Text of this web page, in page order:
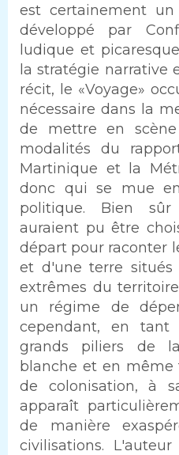
est certainement
développé par
ludique et
la stratégie narrative
récit, le «Voyage»
nécessaire dans la
de mettre en
modalités du
Martinique et la
donc qui se mue
politique. Bien sûr
auraient pu être
départ pour raconter
et d'une terre
extrêmes du
un régime de
cependant, en
grands piliers de
blanche et en même
de colonisation, à
apparaît
de manière
civilisations.